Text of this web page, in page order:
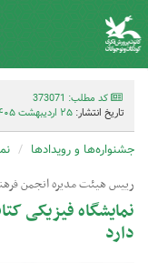
کد مطلب: 373071
تاریخ انتشار: ۲۵ اردیبهشت ۱۴۰۵ - ۰۹:۴۴
جشنواره‌ها و رویدادها
رییس هیئت مدیره انجمن
نمایشگاه فیزیکی
دارد